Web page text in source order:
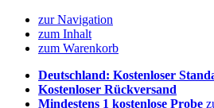
zur Navigation
zum Inhalt
zum Warenkorb
Deutschland: Kostenloser
Kostenloser Rückversand
Mindestens 1 kostenlose Probe